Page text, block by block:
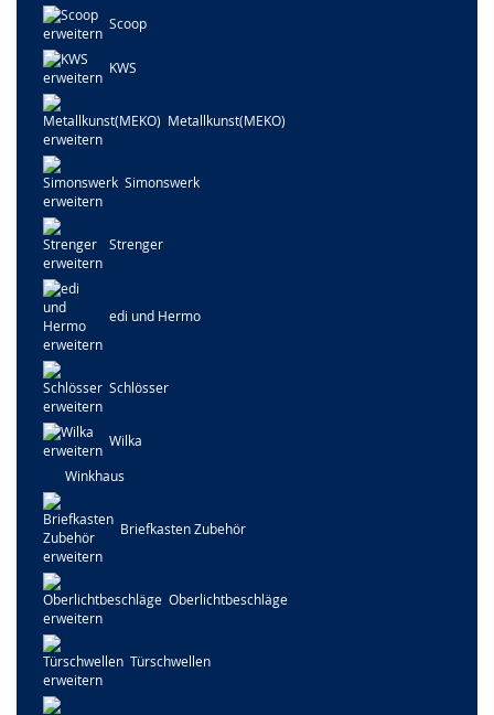
Scoop
KWS
Metallkunst(MEKO)
Simonswerk
Strenger
edi und Hermo
Schlösser
Wilka
Winkhaus
Briefkasten Zubehör
Oberlichtbeschläge
Türschwellen